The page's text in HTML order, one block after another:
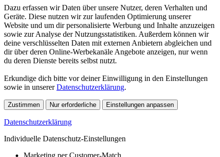
Dazu erfassen wir Daten über unsere Nutzer, deren Verhalten und
Geräte. Diese nutzen wir zur laufenden Optimierung unserer
Website und um dir personalisierte Werbung und Inhalte anzuzeigen
sowie zur Analyse der Nutzungsstatistiken. Außerdem können wir
deine verschlüsselten Daten mit externen Anbietern abgleichen und
dir über deren Online-Werbekanäle Angebote anzeigen, nur wenn
du deren Dienste bereits selbst nutzt.
Erkundige dich bitte vor deiner Einwilligung in den Einstellungen
sowie in unsererDatenschutzerklärung.
Zustimmen Nur erforderliche Einstellungen anpassen
Datenschutzerklärung
Individuelle Datenschutz-Einstellungen
Marketing per Customer-Match